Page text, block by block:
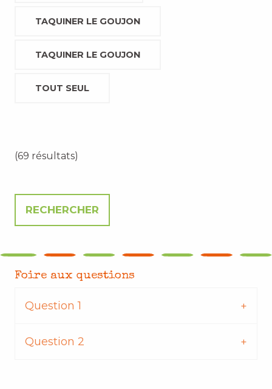
TAQUINER LE GOUJON
TAQUINER LE GOUJON
TOUT SEUL
(69 résultats)
Foire aux questions
Question 1
Question 2